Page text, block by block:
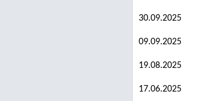
30.09.2025
09.09.2025
19.08.2025
17.06.2025